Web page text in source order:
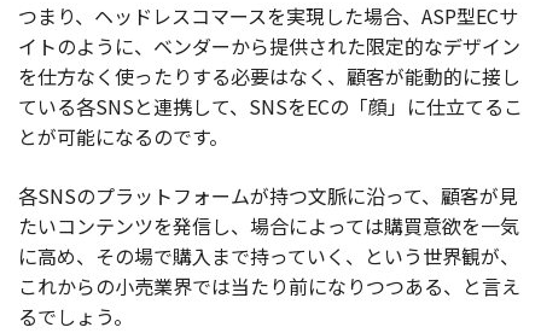
つまり、ヘッドレスコマースを実現した場合、ASP型ECサ
イトのように、ベンダーから提供された限定的なデザイン
を仕方なく使ったりする必要はなく、顧客が能動的に接し
ている各SNSと連携して、SNSをECの「顔」に仕立てるこ
とが可能になるのです。
各SNSのプラットフォームが持つ文脈に沿って、顧客が見
たいコンテンツを発信し、場合によっては購買意欲を一気
に高め、その場で購入まで持っていく、という世界観が、
これからの小売業界では当たり前になりつつある、と言え
るでしょう。